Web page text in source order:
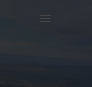
Toggle